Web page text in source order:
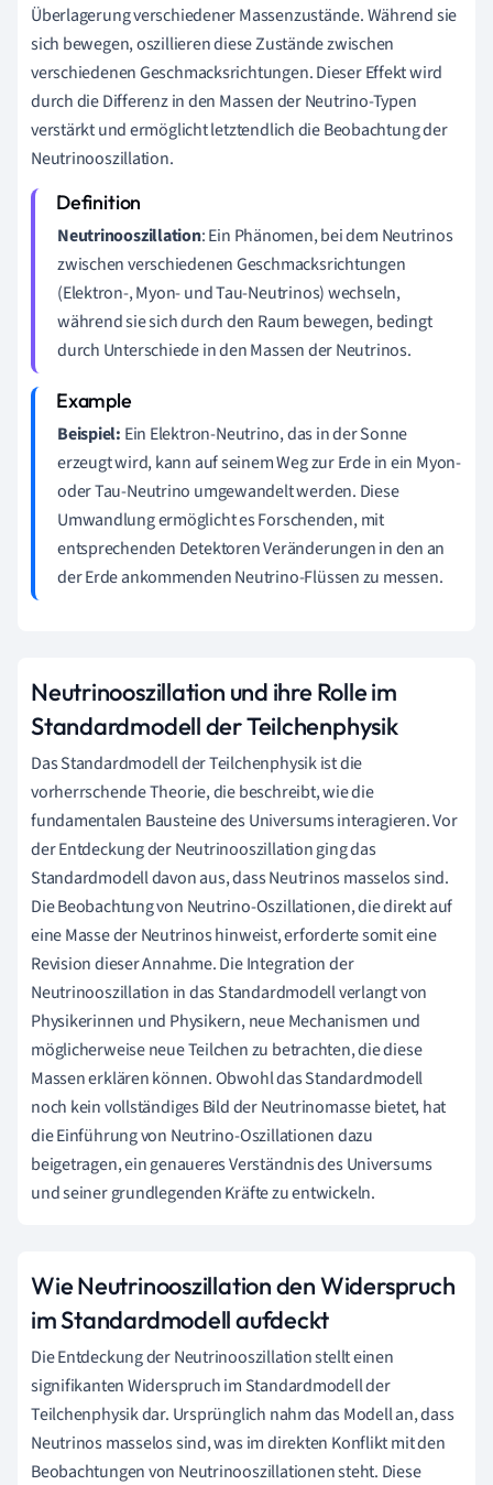
Überlagerung verschiedener Massenzustände. Während sie
sich bewegen, oszillieren diese Zustände zwischen
verschiedenen Geschmacksrichtungen. Dieser Effekt wird
durch die Differenz in den Massen der Neutrino-Typen
verstärkt und ermöglicht letztendlich die Beobachtung der
Neutrinooszillation.
Neutrinooszillation: Ein Phänomen, bei dem Neutrinos
zwischen verschiedenen Geschmacksrichtungen
(Elektron-, Myon- und Tau-Neutrinos) wechseln,
während sie sich durch den Raum bewegen, bedingt
durch Unterschiede in den Massen der Neutrinos.
Beispiel: Ein Elektron-Neutrino, das in der Sonne
erzeugt wird, kann auf seinem Weg zur Erde in ein Myon-
oder Tau-Neutrino umgewandelt werden. Diese
Umwandlung ermöglicht es Forschenden, mit
entsprechenden Detektoren Veränderungen in den an
der Erde ankommenden Neutrino-Flüssen zu messen.
Neutrinooszillation und ihre Rolle im
Standardmodell der Teilchenphysik
Das Standardmodell der Teilchenphysik ist die
vorherrschende Theorie, die beschreibt, wie die
fundamentalen Bausteine des Universums interagieren. Vor
der Entdeckung der Neutrinooszillation ging das
Standardmodell davon aus, dass Neutrinos masselos sind.
Die Beobachtung von Neutrino-Oszillationen, die direkt auf
eine Masse der Neutrinos hinweist, erforderte somit eine
Revision dieser Annahme. Die Integration der
Neutrinooszillation in das Standardmodell verlangt von
Physikerinnen und Physikern, neue Mechanismen und
möglicherweise neue Teilchen zu betrachten, die diese
Massen erklären können. Obwohl das Standardmodell
noch kein vollständiges Bild der Neutrinomasse bietet, hat
die Einführung von Neutrino-Oszillationen dazu
beigetragen, ein genaueres Verständnis des Universums
und seiner grundlegenden Kräfte zu entwickeln.
Wie Neutrinooszillation den Widerspruch
im Standardmodell aufdeckt
Die Entdeckung der Neutrinooszillation stellt einen
signifikanten Widerspruch im Standardmodell der
Teilchenphysik dar. Ursprünglich nahm das Modell an, dass
Neutrinos masselos sind, was im direkten Konflikt mit den
Beobachtungen von Neutrinooszillationen steht. Diese